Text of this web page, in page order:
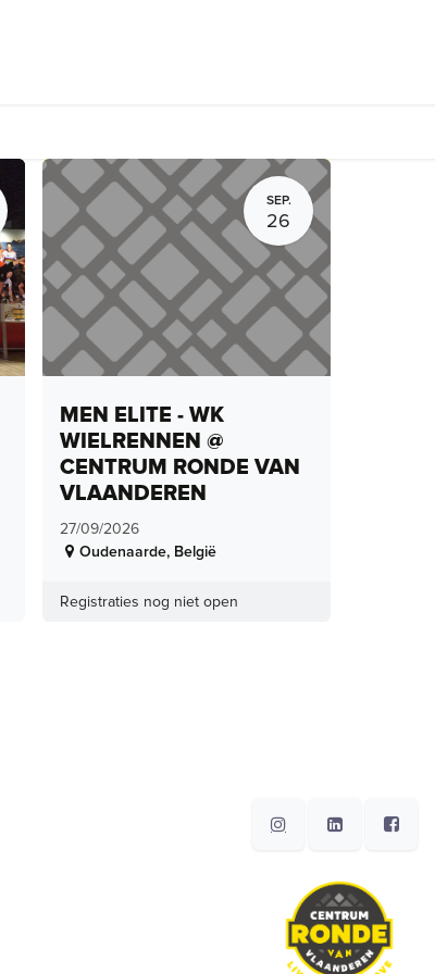
SEP.
26
MEN ELITE - WK
WIELRENNEN @
CENTRUM RONDE VAN
VLAANDEREN
27/09/2026
Oudenaarde, België
Registraties nog niet open